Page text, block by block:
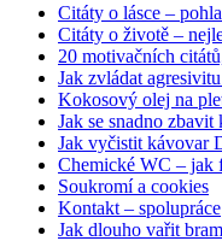
Citáty o lásce –
Citáty o životě –
20 motivačních
Jak zvládat
Kokosový olej na
Jak se snadno
Jak vyčistit kávovar
Chemické WC – jak
Soukromí a cookies
Kontakt – spolupráce
Jak dlouho vařit